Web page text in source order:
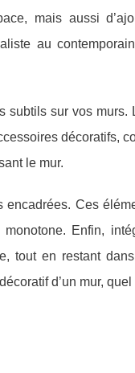
mais aussi
au
sur vos murs.
décoratifs,
le mur.
Ces
Enfin,
tout en restant
d’un mur,